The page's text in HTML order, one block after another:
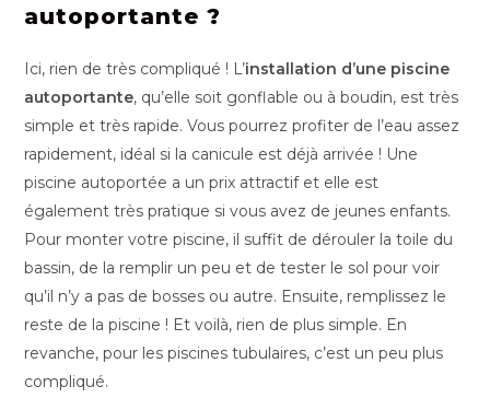
autoportante ?
Ici, rien de très compliqué ! L’installation d’une piscine
autoportante, qu’elle soit gonflable ou à boudin, est très
simple et très rapide. Vous pourrez profiter de l’eau assez
rapidement, idéal si la canicule est déjà arrivée ! Une
piscine autoportée a un prix attractif et elle est
également très pratique si vous avez de jeunes enfants.
Pour monter votre piscine, il suffit de dérouler la toile du
bassin, de la remplir un peu et de tester le sol pour voir
qu’il n’y a pas de bosses ou autre. Ensuite, remplissez le
reste de la piscine ! Et voilà, rien de plus simple. En
revanche, pour les piscines tubulaires, c’est un peu plus
compliqué.